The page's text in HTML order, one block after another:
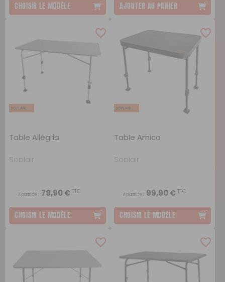
CHOISIR LE MODÈLE AJOUTER AU PANIER
Table Allégria
Soplair
A partir de : 79,90 €TTC
CHOISIR LE MODÈLE
Table Amica
Soplair
A partir de : 99,90 €TTC
CHOISIR LE MODÈLE